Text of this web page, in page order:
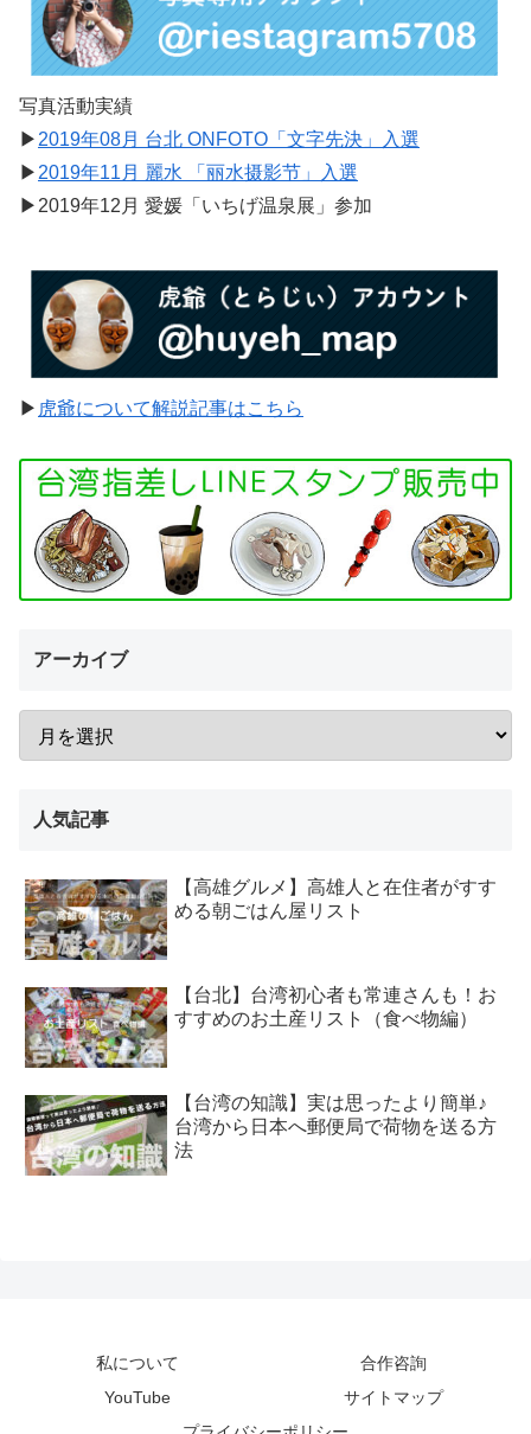
写真活動実績
▶︎ 2019年08月 台北 ONFOTO「文字先決」入選
▶︎ 2019年11月 麗水 「丽水摄影节」入選
▶︎2019年12月 愛媛「いちげ温泉展」参加
▶︎ 虎爺について解説記事はこちら
アーカイブ
人気記事
【高雄グルメ】高雄人と在住者がすす
める朝ごはん屋リスト
【台北】台湾初心者も常連さんも！お
すすめのお土産リスト（食べ物編）
【台湾の知識】実は思ったより簡単♪
台湾から日本へ郵便局で荷物を送る方
法
私について
合作咨詢
YouTube
サイトマップ